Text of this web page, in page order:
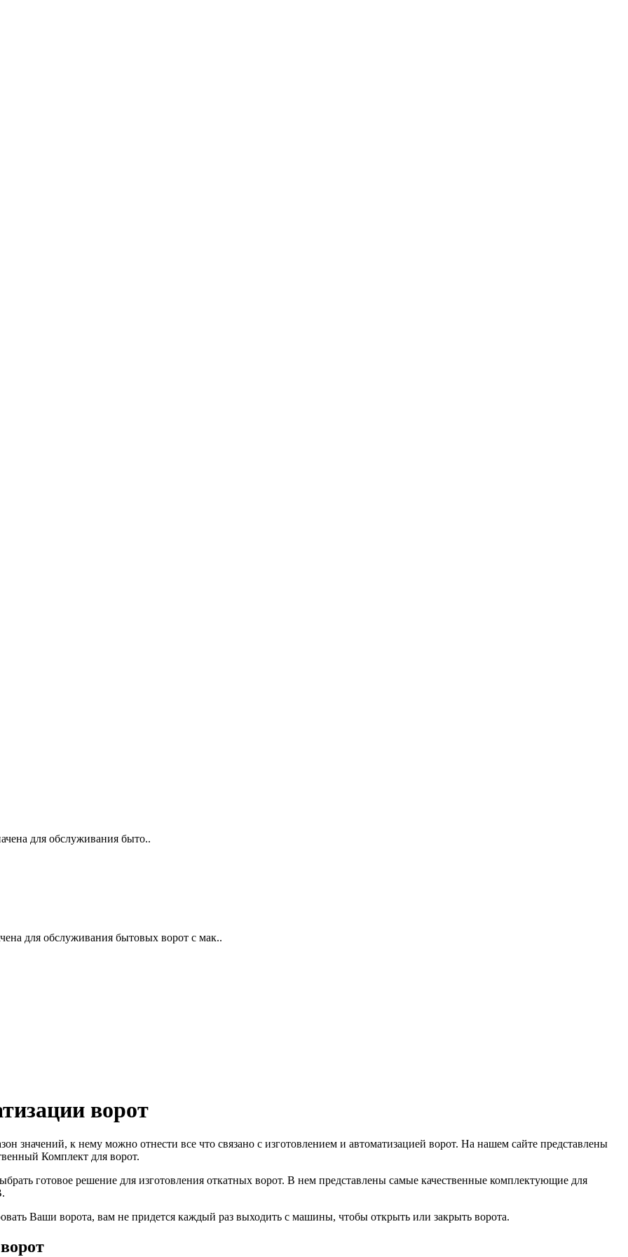
для обслуживания быто..
для обслуживания бытовых ворот с мак..
ворот
значений, к нему можно отнести все что связано с изготовлением и автоматизацией ворот. На нашем сайте представлены
Комплект для ворот.
готовое решение для изготовления откатных ворот. В нем представлены самые качественные комплектующие для
Ваши ворота, вам не придется каждый раз выходить с машины, чтобы открыть или закрыть ворота.